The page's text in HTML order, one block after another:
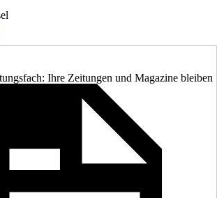
Ihre Zeitungen und Magazine bleiben
verstaut.